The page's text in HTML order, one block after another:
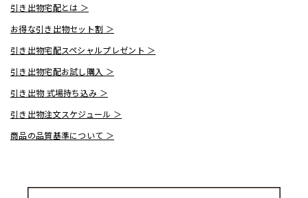
引き出物宅配とは ＞
お得な引き出物セット割 ＞
引き出物宅配スペシャルプレゼント ＞
引き出物宅配お試し購入 ＞
引き出物 式場持ち込み ＞
引き出物注文スケジュール ＞
商品の品質基準について ＞